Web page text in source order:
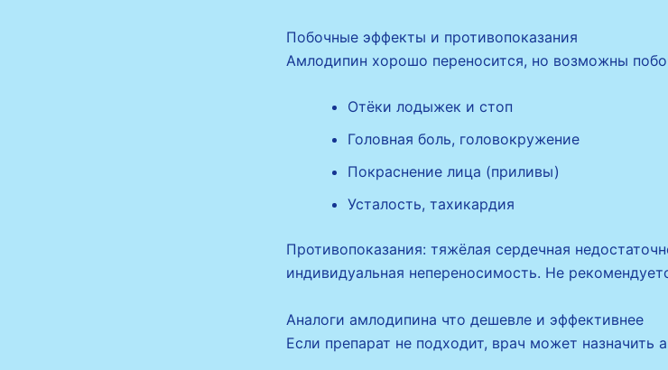
Побочные эффекты и противопоказания
Амлодипин хорошо переносится, но возможны
Отёки лодыжек и стоп
Головная боль, головокружение
Покраснение лица (приливы)
Усталость, тахикардия
Противопоказания: тяжёлая сердечная
индивидуальная непереносимость. Не
Аналоги амлодипина что дешевле и эффективнее
Если препарат не подходит, врач может назначить